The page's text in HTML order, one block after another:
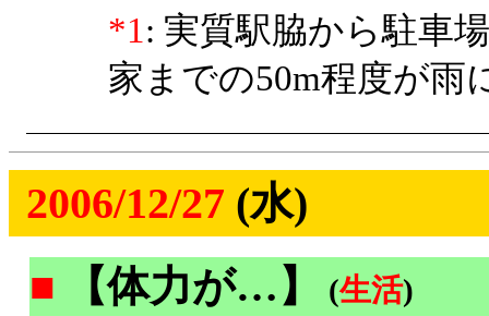
*1: 実質駅脇から駐車
家までの50m程度が雨
2006/12/27 (水)
■ 【体力が…】 (生活)